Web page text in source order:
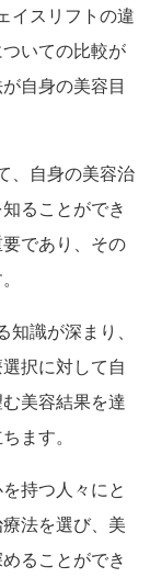
イスリフトの違
いての比較が
自身の美容目
、自身の美容治
ることができ
であり、その
知識が深まり、
択に対して自
美容結果を達
ます。
持つ人々にと
法を選び、美
ることができ